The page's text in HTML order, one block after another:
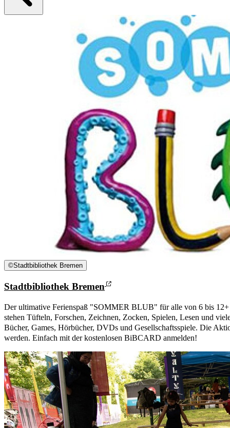
©Stadtbibliothek Bremen
Stadtbibliothek Bremen
Der ultimative Ferienspaß "SOMMER BLUB" für alle von 6 bis 12+
stehen Tüfteln, Forschen, Zeichnen, Zocken, Spielen, Lesen und
Bücher, Games, Hörbücher, DVDs und Gesellschaftsspiele. Die
werden. Einfach mit der kostenlosen BiBCARD anmelden!